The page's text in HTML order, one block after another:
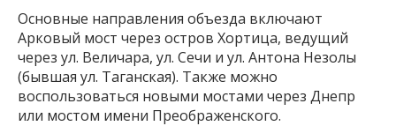
Основные направления объезда включают
Арковый мост через остров Хортица, ведущий
через ул. Величара, ул. Сечи и ул. Антона Незолы
(бывшая ул. Таганская). Также можно
воспользоваться новыми мостами через Днепр
или мостом имени Преображенского.